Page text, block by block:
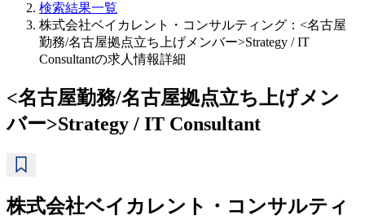
検索結果一覧
株式会社ベイカレント・コンサルティング：<名古屋
勤務/名古屋拠点立ち上げメンバー>Strategy / IT
Consultantの求人情報詳細
<名古屋勤務/名古屋拠点立ち上げメン
バー>Strategy / IT Consultant
株式会社ベイカレント・コンサルティ